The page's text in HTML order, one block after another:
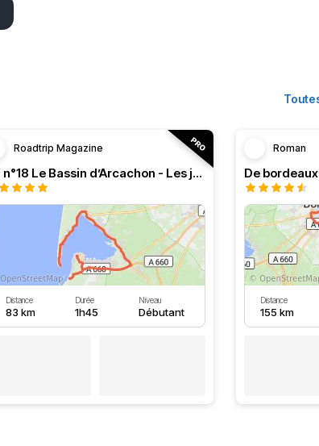
Roadtrip Magazine
RT n°18 Le Bassin d’Arcachon - Les jardins d’Épicure
Distance
83 km
Durée
1h45
Niveau
Débutant
Roman
Distance
155 km